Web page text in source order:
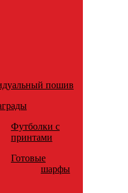
пошив
Футболки с
принтами
Готовые
шарфы